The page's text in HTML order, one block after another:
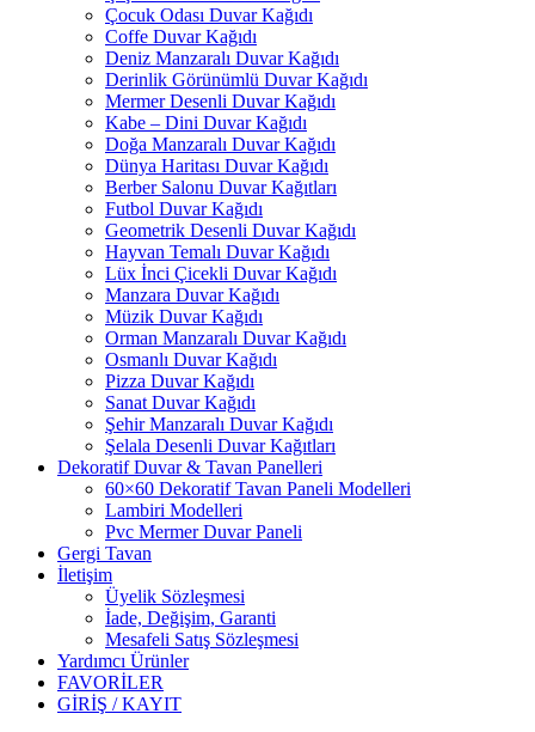
Çocuk Odası Duvar Kağıdı
Coffe Duvar Kağıdı
Deniz Manzaralı Duvar Kağıdı
Derinlik Görünümlü Duvar Kağıdı
Mermer Desenli Duvar Kağıdı
Kabe – Dini Duvar Kağıdı
Doğa Manzaralı Duvar Kağıdı
Dünya Haritası Duvar Kağıdı
Berber Salonu Duvar Kağıtları
Futbol Duvar Kağıdı
Geometrik Desenli Duvar Kağıdı
Hayvan Temalı Duvar Kağıdı
Lüx İnci Çicekli Duvar Kağıdı
Manzara Duvar Kağıdı
Müzik Duvar Kağıdı
Orman Manzaralı Duvar Kağıdı
Osmanlı Duvar Kağıdı
Pizza Duvar Kağıdı
Sanat Duvar Kağıdı
Şehir Manzaralı Duvar Kağıdı
Şelala Desenli Duvar Kağıtları
Dekoratif Duvar & Tavan Panelleri
60×60 Dekoratif Tavan Paneli Modelleri
Lambiri Modelleri
Pvc Mermer Duvar Paneli
Gergi Tavan
İletişim
Üyelik Sözleşmesi
İade, Değişim, Garanti
Mesafeli Satış Sözleşmesi
Yardımcı Ürünler
FAVORİLER
GİRİŞ / KAYIT